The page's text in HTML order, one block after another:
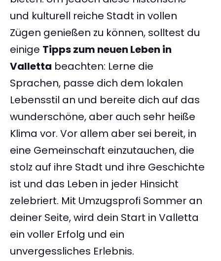
und kulturell reiche Stadt in vollen
Zügen genießen zu können, solltest du
einige Tipps zum neuen Leben in
Valletta beachten: Lerne die
Sprachen, passe dich dem lokalen
Lebensstil an und bereite dich auf das
wunderschöne, aber auch sehr heiße
Klima vor. Vor allem aber sei bereit, in
eine Gemeinschaft einzutauchen, die
stolz auf ihre Stadt und ihre Geschichte
ist und das Leben in jeder Hinsicht
zelebriert. Mit Umzugsprofi Sommer an
deiner Seite, wird dein Start in Valletta
ein voller Erfolg und ein
unvergessliches Erlebnis.